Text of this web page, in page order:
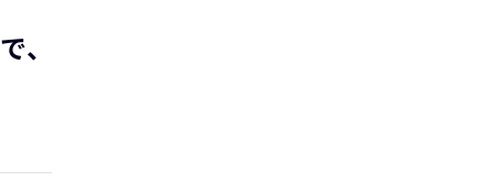
、